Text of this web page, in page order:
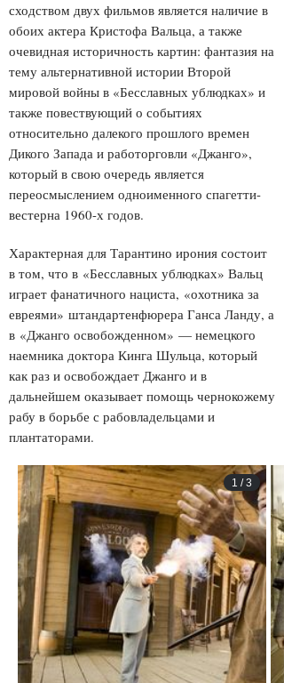
сходством двух фильмов является наличие в
обоих актера Кристофа Вальца, а также
очевидная историчность картин: фантазия на
тему альтернативной истории Второй
мировой войны в «Бесславных ублюдках» и
также повествующий о событиях
относительно далекого прошлого времен
Дикого Запада и работорговли «Джанго»,
который в свою очередь является
переосмыслением одноименного спагетти-
вестерна 1960-х годов.
Характерная для Тарантино ирония состоит
в том, что в «Бесславных ублюдках» Вальц
играет фанатичного нациста, «охотника за
евреями» штандартенфюрера Ганса Ланду, а
в «Джанго освобожденном» — немецкого
наемника доктора Кинга Шульца, который
как раз и освобождает Джанго и в
дальнейшем оказывает помощь чернокожему
рабу в борьбе с рабовладельцами и
плантаторами.
1 /3